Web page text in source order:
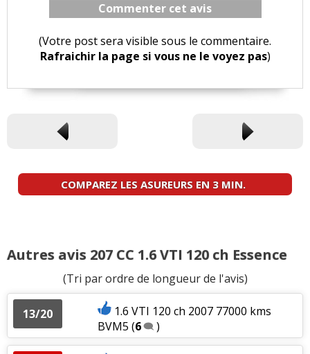
Commenter cet avis
(Votre post sera visible sous le commentaire.
Rafraichir la page si vous ne le voyez pas)
COMPAREZ LES ASUREURS EN 3 MIN.
Autres avis 207 CC 1.6 VTI 120 ch Essence
(Tri par ordre de longueur de l'avis)
13/20
1.6 VTI 120 ch 2007 77000 kms
BVM5 (6 )